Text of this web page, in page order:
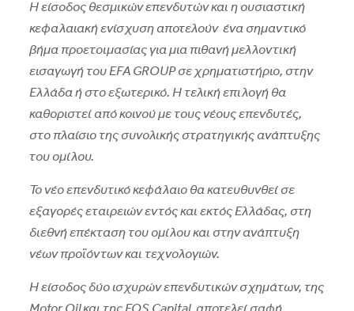
Η είσοδος θεσμικών επενδυτών και η ουσιαστική
κεφαλαιακή ενίσχυση αποτελούν ένα σημαντικό
βήμα προετοιμασίας για μια πιθανή μελλοντική
εισαγωγή του EFA GROUP σε χρηματιστήριο, στην
Ελλάδα ή στο εξωτερικό. Η τελική επιλογή θα
καθοριστεί από κοινού με τους νέους επενδυτές,
στο πλαίσιο της συνολικής στρατηγικής ανάπτυξης
του ομίλου.
Το νέο επενδυτικό κεφάλαιο θα κατευθυνθεί σε
εξαγορές εταιρειών εντός και εκτός Ελλάδας, στη
διεθνή επέκταση του ομίλου και στην ανάπτυξη
νέων προϊόντων και τεχνολογιών.
Η είσοδος δύο ισχυρών επενδυτικών σχημάτων, της